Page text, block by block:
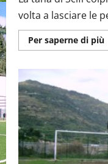
volta a lasciare le
Per saperne di più